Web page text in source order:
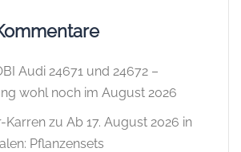
Audi 24671 und 24672 –
wohl noch im August 2026
Karren zu Ab 17. August 2026 in
Pflanzensets